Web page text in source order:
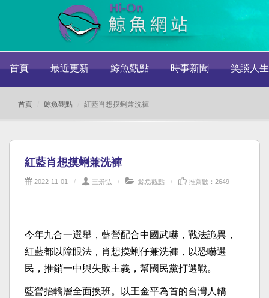
首頁 最近更新 鯨魚觀點 時事新聞 笑談人生
首頁 鯨魚觀點 紅藍肖想摸蜊兼洗褲
紅藍肖想摸蜊兼洗褲
2022-11-01 王景弘 鯨魚觀點 推薦數：2649
今年九合一選舉，藍營配合中國武嚇，戰法詭異，
紅藍都以障眼法，肖想摸蜊仔兼洗褲，以恐嚇選
民，推銷一中與失敗主義，幫國民黨打選戰。
藍營抬轎層全面換班。以王金平為首的台灣人轎